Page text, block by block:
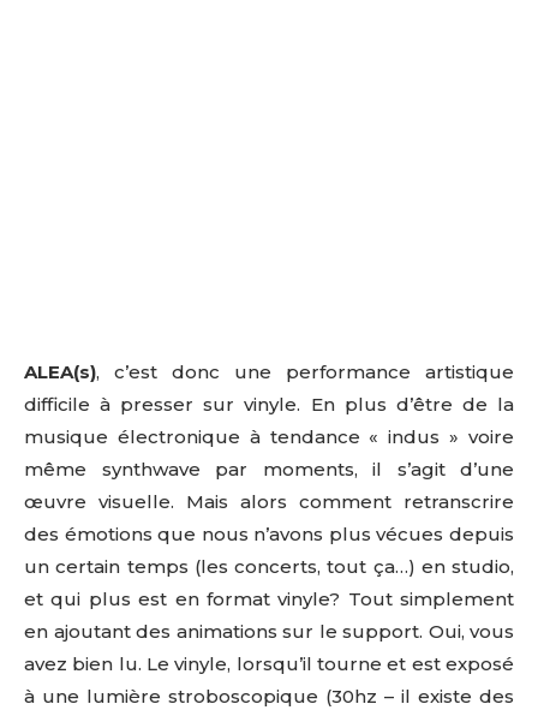
ALEA(s), c’est donc une performance artistique
difficile à presser sur vinyle. En plus d’être de la
musique électronique à tendance « indus » voire
même synthwave par moments, il s’agit d’une
œuvre visuelle. Mais alors comment retranscrire
des émotions que nous n’avons plus vécues depuis
un certain temps (les concerts, tout ça…) en studio,
et qui plus est en format vinyle? Tout simplement
en ajoutant des animations sur le support. Oui, vous
avez bien lu. Le vinyle, lorsqu’il tourne et est exposé
à une lumière stroboscopique (30hz – il existe des